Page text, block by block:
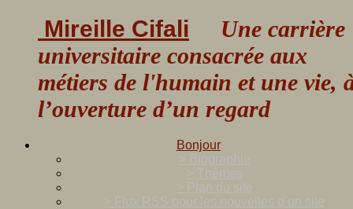
Mireille Cifali Une carrière
universitaire consacrée aux
métiers de l'humain et une vie,
l’ouverture d’un regard
Bonjour
> Biographie
> Thèmes
> Plan du site
> Flux RSS pour les nouvelles d’un site